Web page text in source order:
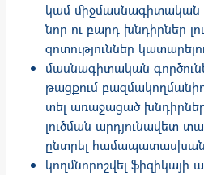
կամ միջմաս­նա­գի­տա­կան
նոր ու բարդ խն­դիր­ներ
զո­տու­թյուն­ներ
մասնագիտական
թացքում
տել առաջացած
լուծման արդյունավետ
ընտրել համապա­տաս­խան
կողմնորոշվել ֆիզիկայի